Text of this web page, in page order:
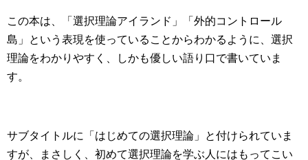
この本は、「選択理論アイランド」「外的コントロール
島」という表現を使っていることからわかるように、選択
理論をわかりやすく、しかも優しい語り口で書いていま
す。
サブタイトルに「はじめての選択理論」と付けられていま
すが、まさしく、初めて選択理論を学ぶ人にはもってこい